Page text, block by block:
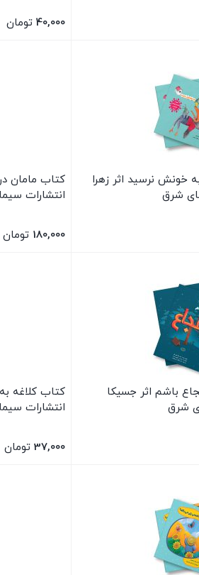
40,000 تومان
خونش نرسید اثر زهرا
شرق
کتاب مامان
انتشارات
180,000 تومان
باشم اثر جسیکا
شرق
کتاب کلاغه
انتشارات
37,000 تومان